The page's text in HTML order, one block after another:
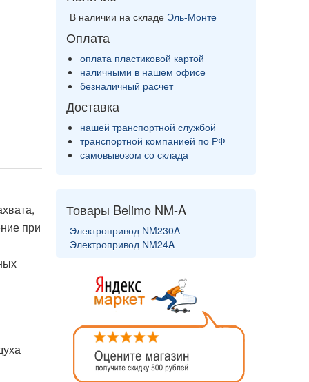
при
В наличии на складе Эль-Монте
Оплата
оплата пластиковой картой
наличными в нашем офисе
безналичный расчет
Доставка
нашей транспортной службой
транспортной компанией по РФ
самовывозом со склада
Товары Belimo NM-A
Электропривод NM230A
Электропривод NM24A